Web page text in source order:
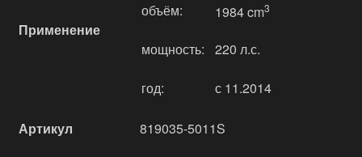
Применение
объём: 1984 cm3
мощность: 220 л.с.
год: с 11.2014
Артикул 819035-5011S